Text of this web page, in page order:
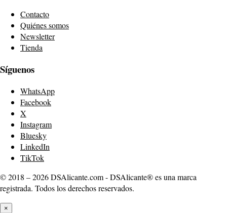
Contacto
Quiénes somos
Newsletter
Tienda
Síguenos
WhatsApp
Facebook
X
Instagram
Bluesky
LinkedIn
TikTok
© 2018 – 2026 DSAlicante.com - DSAlicante® es una marca
registrada. Todos los derechos reservados.
×